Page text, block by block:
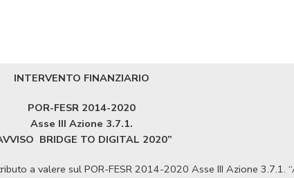
INTERVENTO FINANZIARIO
POR-FESR 2014-2020
Asse III Azione 3.7.1.
BRIDGE TO DIGITAL 2020”
a valere sul POR-FESR 2014-2020 Asse III Azione 3.7.1.